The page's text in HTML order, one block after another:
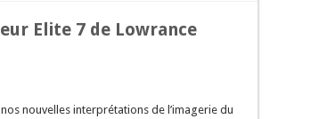
Elite 7 de Lowrance
nouvelles interprétations de l’imagerie du